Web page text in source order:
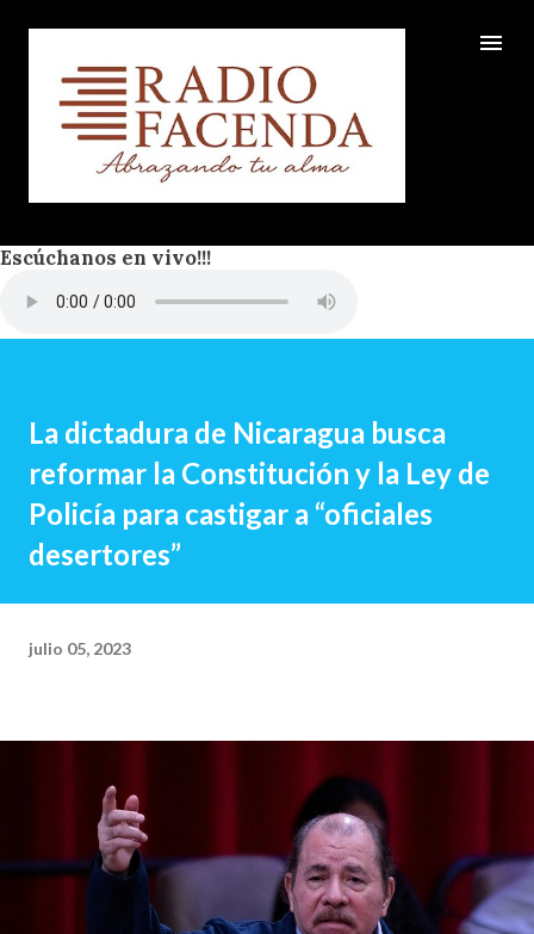
Ir al contenido principal
Escúchanos en vivo!!!
La dictadura de Nicaragua busca
reformar la Constitución y la Ley de
Policía para castigar a “oficiales
desertores”
julio 05, 2023